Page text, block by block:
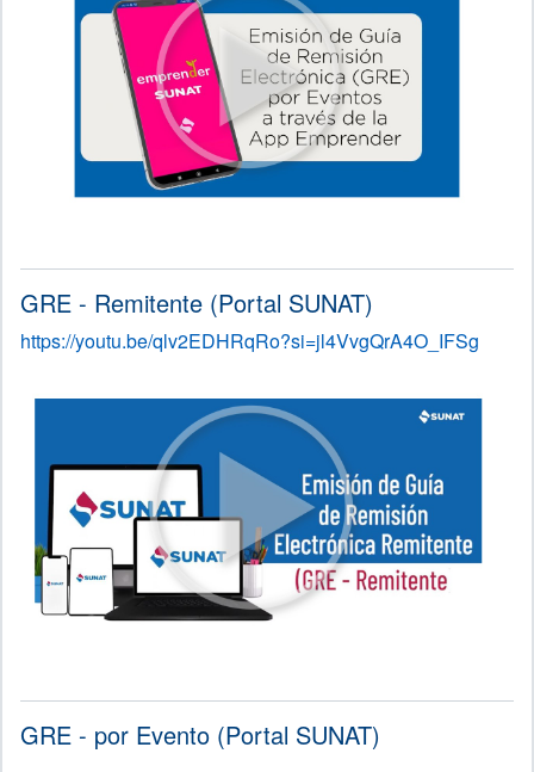
GRE - Remitente (Portal SUNAT)
https://youtu.be/qlv2EDHRqRo?si=jl4VvgQrA4O_IFSg
GRE - por Evento (Portal SUNAT)